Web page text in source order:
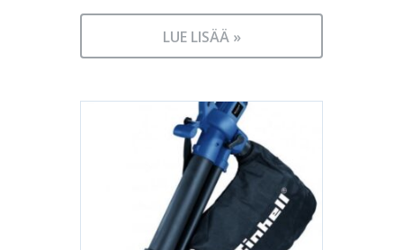
LUE LISÄÄ »